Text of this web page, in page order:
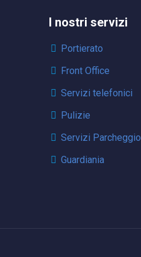
I nostri servizi
Portierato
Front Office
Servizi telefonici
Pulizie
Servizi Parcheggio
Guardiania